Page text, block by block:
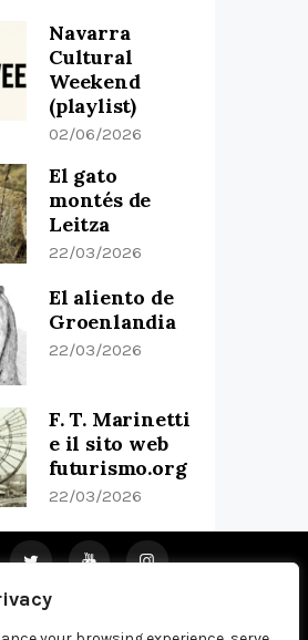
Navarra
Cultural
Weekend
(playlist)
02/06/2026
El gato
montés de
Leitza
22/03/2026
El aliento de
Groenlandia
22/03/2026
F. T. Marinetti
e il sito web
futurismo.org
22/03/2026
Privacy Policy Contacts